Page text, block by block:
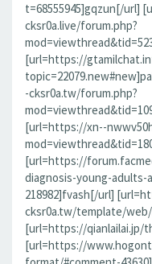
t=68555945]gqzun[/url]
cksr0a.live/forum.php?
[url=https://
-cksr0a.tw/forum.php?
[url=https://xn--
[url=https://
diagnosis-young-adults-
218982]fvash[/url]
cksr0a.tw/template/
[url=https://qianlailai.jp/
[url=https://